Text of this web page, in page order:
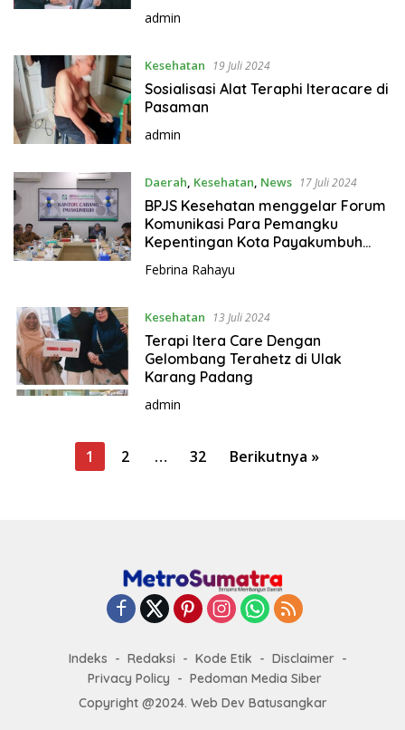
admin
Kesehatan 19 Juli 2024
Sosialisasi Alat Teraphi Iteracare di
Pasaman
admin
Daerah, Kesehatan, News 17 Juli 2024
BPJS Kesehatan menggelar Forum
Komunikasi Para Pemangku
Kepentingan Kota Payakumbuh
Febrina Rahayu
Kesehatan 13 Juli 2024
Terapi Itera Care Dengan
Gelombang Terahetz di Ulak
Karang Padang
admin
1 2 … 32 Berikutnya »
Indeks Redaksi Kode Etik
Disclaimer
Privacy Policy
Pedoman Media Siber
Copyright @2024. Web Dev Batusangkar